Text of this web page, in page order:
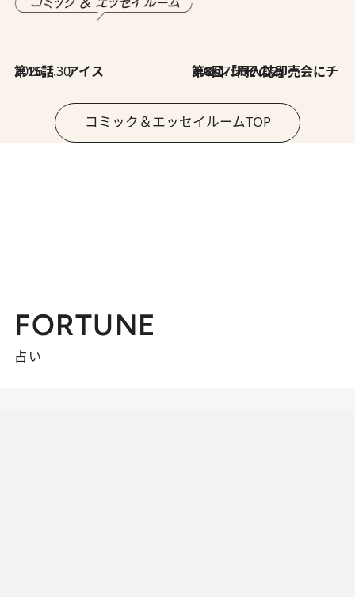
2026.7.30
第15話 アイス 2026.7.30
第8回「同人誌即売会にチャレンジ その2」
コミック＆エッセイルームTOP
FORTUNE
占い